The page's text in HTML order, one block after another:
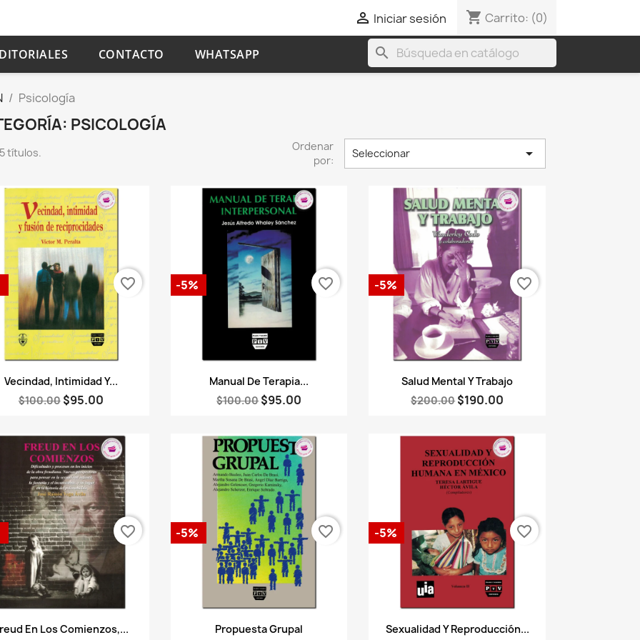
 Iniciar sesión shopping_cart Carrito: (0)
CONTACTO WHATSAPP search
Psicología
PSICOLOGÍA
títulos.
Ordenar
por:
Seleccionar 
Vista rápida
Vecindad, Intimidad Y...
$100.00 $95.00
favorite_border
Vista rápida
Manual De Terapia...
$100.00$95.00
-5% favorite_border
Vista rápida
Salud Mental Y Trabajo
$200.00$190.00
-5% favorite_border
Vista rápida
En Los Comienzos,...
favorite_border
Vista rápida
Propuesta Grupal
-5% favorite_border
Vista rápida
Sexualidad Y Reproducción...
-5% favorite_border